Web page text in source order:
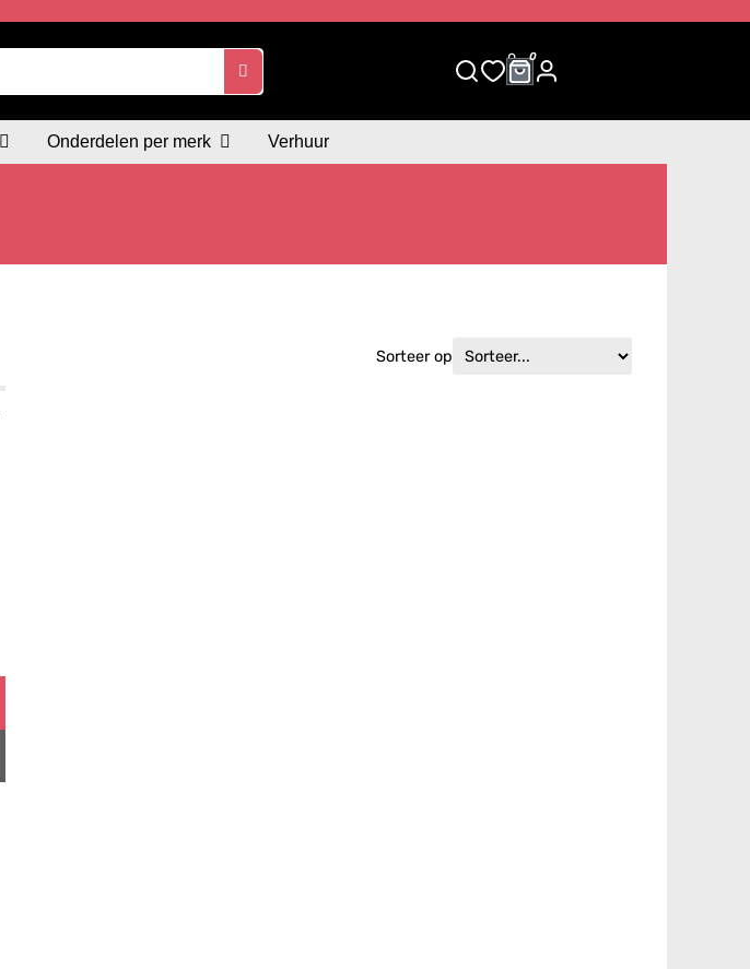
0 0
Onderdelen per merk Verhuur
Sorteer op